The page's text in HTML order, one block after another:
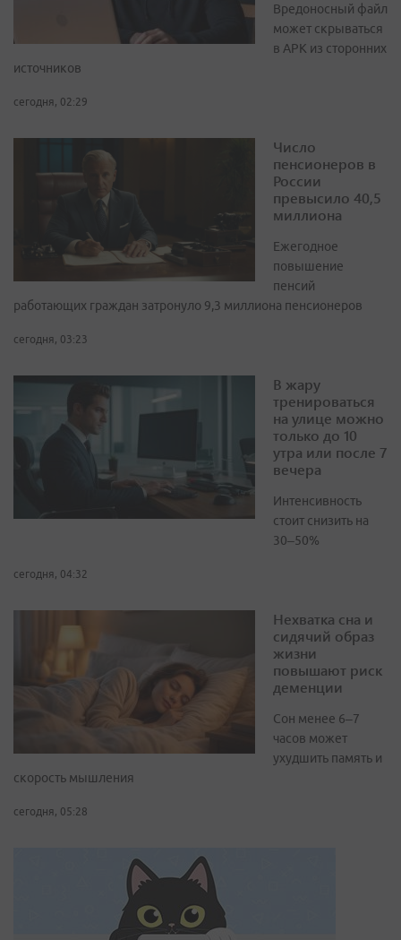
Вредоносный файл
может скрываться
в APK из сторонних
источников
сегодня, 02:29
Число
пенсионеров в
России
превысило 40,5
миллиона
Ежегодное
повышение
пенсий
работающих граждан затронуло 9,3 миллиона пенсионеров
сегодня, 03:23
В жару
тренироваться
на улице можно
только до 10
утра или после 7
вечера
Интенсивность
стоит снизить на
30–50%
сегодня, 04:32
Нехватка сна и
сидячий образ
жизни
повышают риск
деменции
Сон менее 6–7
часов может
ухудшить память и
скорость мышления
сегодня, 05:28